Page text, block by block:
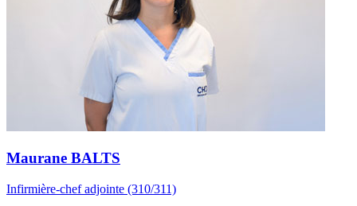
Maurane BALTS
Infirmière-chef adjointe (310/311)